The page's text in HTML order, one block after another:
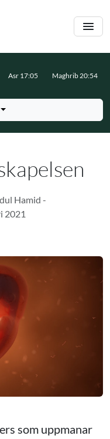
Asr 17:05 Maghrib 20:54
Hamid -
2021
som uppmanar